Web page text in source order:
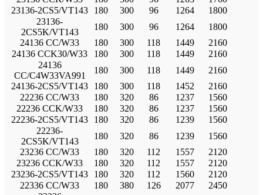
23136-2CS5/VT143
180 300 96 1264
1800
23136-
2CS5K/VT143
180 300 96 1264
1800
24136 CC/W33
180 300 118 1449
2160
24136 CCK30/W33
180 300 118 1449
2160
24136
CC/C4W33VA991
180 300 118 1449
2160
24136-2CS5/VT143
180 300 118 1452
2160
22236 CC/W33
180 320 86 1237
1560
22236 CCK/W33
180 320 86 1237
1560
22236-2CS5/VT143
180 320 86 1239
1560
22236-
2CS5K/VT143
180 320 86 1239
1560
23236 CC/W33
180 320 112 1557
2120
23236 CCK/W33
180 320 112 1557
2120
23236-2CS5/VT143
180 320 112 1560
2120
22336 CC/W33
180 380 126 2077
2450